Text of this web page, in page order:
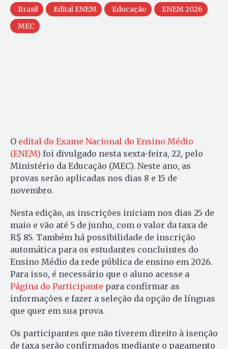
Brasil Edital ENEM Educação
ENEM 2026
MEC
O edital do Exame Nacional do Ensino Médio
(ENEM) foi divulgado nesta sexta-feira, 22, pelo
Ministério da Educação (MEC). Neste ano, as
provas serão aplicadas nos dias 8 e 15 de
novembro.
Nesta edição, as inscrições iniciam nos dias 25 de
maio e vão até 5 de junho, com o valor da taxa de
R$ 85. Também há possibilidade de inscrição
automática para os estudantes concluintes do
Ensino Médio da rede pública de ensino em 2026.
Para isso, é necessário que o aluno acesse a
Página do Participante para confirmar as
informações e fazer a seleção da opção de línguas
que quer em sua prova.
Os participantes que não tiverem direito à isenção
de taxa serão confirmados mediante o pagamento